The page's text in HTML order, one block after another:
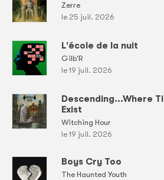
Zerre
le 25 juil. 2026
L'école de la nuit
Gilb'R
le 19 juil. 2026
Descending...Where
Exist
Witching Hour
le 19 juil. 2026
Boys Cry Too
The Haunted Youth